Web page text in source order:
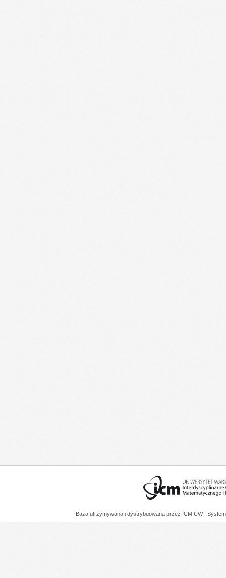
Baza utrzymywana i dystrybuowana przez ICM UW |